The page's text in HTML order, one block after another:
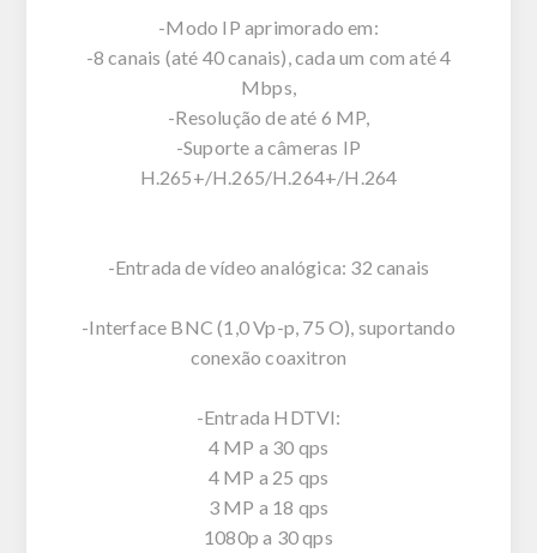
-Modo IP aprimorado em:
-8 canais (até 40 canais), cada um com até 4
Mbps,
-Resolução de até 6 MP,
-Suporte a câmeras IP
H.265+/H.265/H.264+/H.264
-Entrada de vídeo analógica: 32 canais
-Interface BNC (1,0 Vp-p, 75 O), suportando
conexão coaxitron
-Entrada HDTVI:
4 MP a 30 qps
4 MP a 25 qps
3 MP a 18 qps
1080p a 30 qps